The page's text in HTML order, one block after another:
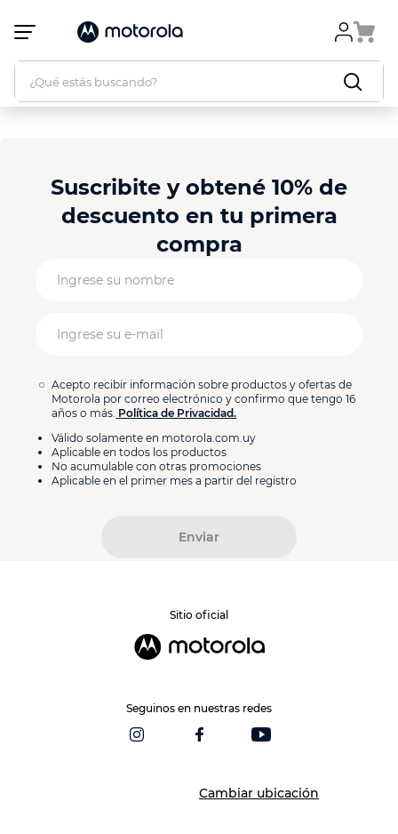
Este
sitio
sistema
¿Qué estás buscando?
Suscribite y obtené 10% de
descuento en tu primera
compra
Enviar
Acepto recibir información sobre productos y ofertas de
Motorola por correo electrónico y confirmo que tengo 16
años o más. Política de Privacidad.
Válido solamente en motorola.com.uy
Aplicable en todos los productos
No acumulable con otras promociones
Aplicable en el primer mes a partir del registro
Sitio oficial
Seguinos en nuestras redes
Cambiar ubicación